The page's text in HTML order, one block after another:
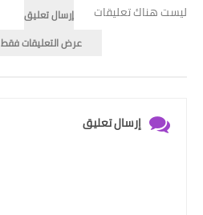
ليست هناك تعليقات
إرسال تعليق
عرض التعليقات فقط
إرسال تعليق